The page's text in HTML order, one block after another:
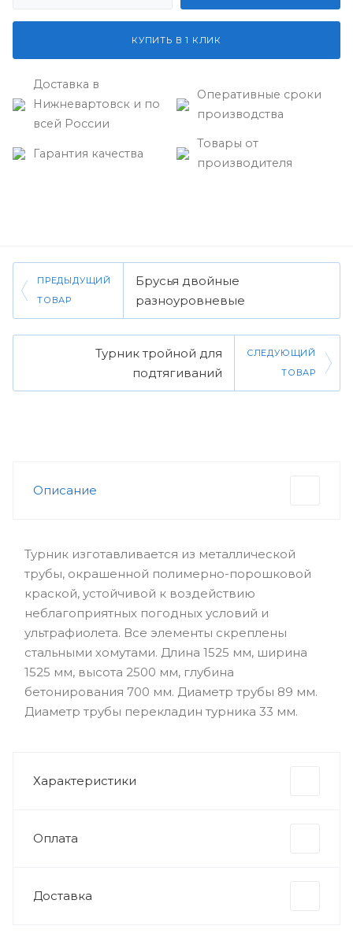
КУПИТЬ В 1 КЛИК
Доставка в
Нижневартовск и по
всей России
Оперативные сроки
производства
Гарантия качества
Товары от
производителя
ПРЕДЫДУЩИЙ
ТОВАР
Брусья двойные
разноуровневые
Турник тройной для
подтягиваний
СЛЕДУЮЩИЙ
ТОВАР
Описание
Турник изготавливается из металлической
трубы, окрашенной полимерно-порошковой
краской, устойчивой к воздействию
неблагоприятных погодных условий и
ультрафиолета. Все элементы скреплены
стальными хомутами. Длина 1525 мм, ширина
1525 мм, высота 2500 мм, глубина
бетонирования 700 мм. Диаметр трубы 89 мм.
Диаметр трубы перекладин турника 33 мм.
Характеристики
Оплата
Доставка